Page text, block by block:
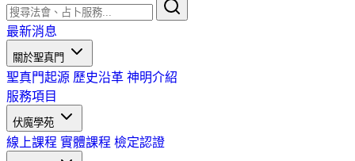
最新消息
關於聖真門
聖真門起源 歷史沿革 神明介紹
服務項目
伏魔學苑
線上課程 實體課程 檢定認證